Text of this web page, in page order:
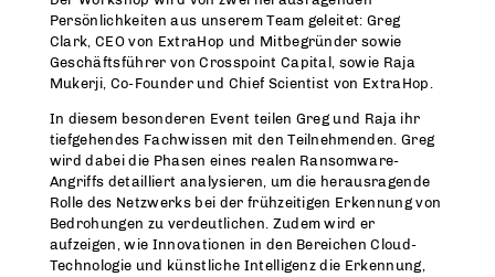
Persönlichkeiten aus unserem Team geleitet: Greg
Clark, CEO von ExtraHop und Mitbegründer sowie
Geschäftsführer von Crosspoint Capital, sowie Raja
Mukerji, Co-Founder und Chief Scientist von ExtraHop.
In diesem besonderen Event teilen Greg und Raja ihr
tiefgehendes Fachwissen mit den Teilnehmenden. Greg
wird dabei die Phasen eines realen Ransomware-
Angriffs detailliert analysieren, um die herausragende
Rolle des Netzwerks bei der frühzeitigen Erkennung von
Bedrohungen zu verdeutlichen. Zudem wird er
aufzeigen, wie Innovationen in den Bereichen Cloud-
Technologie und künstliche Intelligenz die Erkennung,